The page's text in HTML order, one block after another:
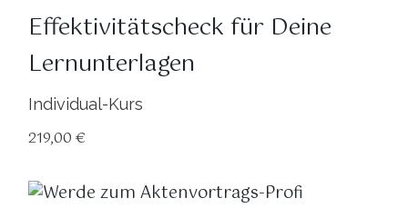
Effektivitätscheck für Deine
Lernunterlagen
Individual-Kurs
219,00€